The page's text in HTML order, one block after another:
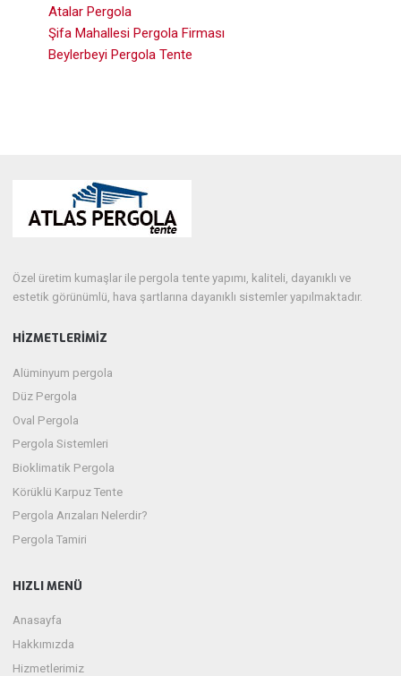
Atalar Pergola
Şifa Mahallesi Pergola Firması
Beylerbeyi Pergola Tente
Özel üretim kumaşlar ile pergola tente yapımı, kaliteli, dayanıklı ve
estetik görünümlü, hava şartlarına dayanıklı sistemler yapılmaktadır.
HIZMETLERIMIZ
Alüminyum pergola
Düz Pergola
Oval Pergola
Pergola Sistemleri
Bioklimatik Pergola
Körüklü Karpuz Tente
Pergola Arızaları Nelerdir?
Pergola Tamiri
HIZLI MENÜ
Anasayfa
Hakkımızda
Hizmetlerimiz